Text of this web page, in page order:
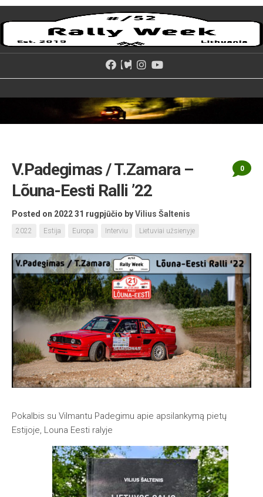
Skip
to
V.Padegimas / T.Zamara –
Lõuna-Eesti Ralli ’22
Posted on 2022 31 rugpjūčio byVilius Šaltenis
2022 Estija Europa Interviu Lietuviai užsienyje
0
Pokalbis su Vilmantu Padegimu apie apsilankymą pietų
Estijoje, Louna Eesti ralyje